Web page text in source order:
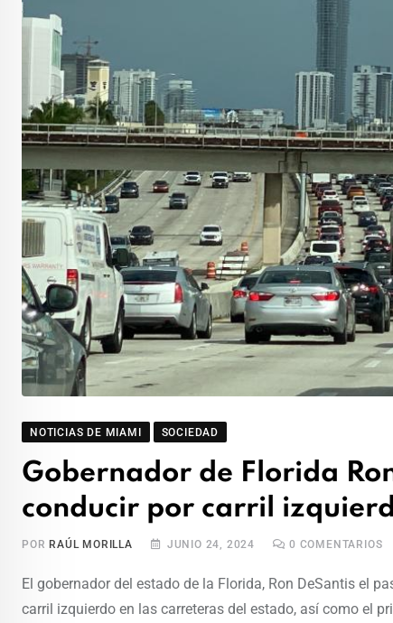
NOTICIAS DE MIAMI SOCIEDAD
Gobernador de Florida
conducir por carril
POR RAÚL MORILLA JUNIO 24, 2024 0 COMENTARIOS
El gobernador del estado de la Florida, Ron DeSantis el
carril izquierdo en las carreteras del estado, así como el